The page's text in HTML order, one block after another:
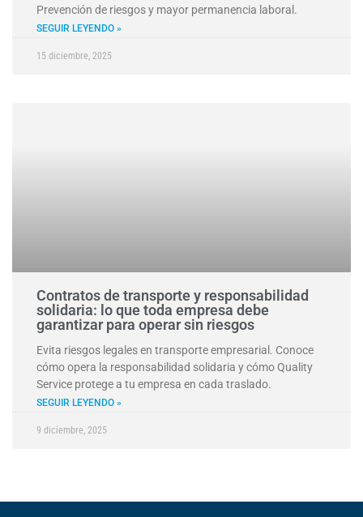
Prevención de riesgos y mayor permanencia laboral.
SEGUIR LEYENDO »
15 diciembre, 2025
Contratos de transporte y responsabilidad
solidaria: lo que toda empresa debe
garantizar para operar sin riesgos
Evita riesgos legales en transporte empresarial. Conoce
cómo opera la responsabilidad solidaria y cómo Quality
Service protege a tu empresa en cada traslado.
SEGUIR LEYENDO »
9 diciembre, 2025